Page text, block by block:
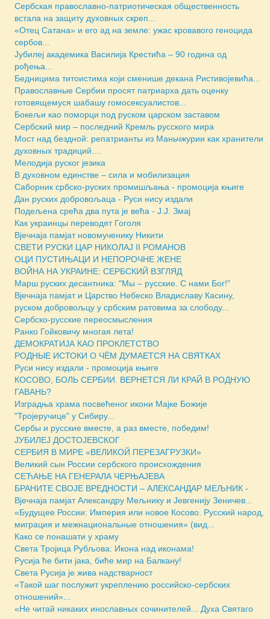
Сербская православно-патриотическая общественность
встала на защиту духовных скреп...
«Отец Сатана» и его ад на земле: ужас кровавого геноцида
сербов...
Јубилеј академика Василија Крестића – 90 година од
рођења...
Бедницима титоистима који сменише декана Ристивојевића...
Православные Сербии просят патриарха дать оценку
готовящемуся шабашу гомосексуалистов...
Бокељи као поморци под руском царском заставом
Сербский мир – последний Кремль русского мира
Мост над бездной: репатрианты из Маньчжурии как хранители
духовных традиций....
Мелодија руског језика
В духовном единстве – сила и мобилизация
Саборник србско-руских промишљања - промоција књиге
Дан руских добровољаца - Руси нису издали
Подељена срећа два пута је већа - Ј.Ј. Змај
Как украинцы переводят Гоголя
Вјечнаја памјат новомученику Никити
СВЕТИ РУСКИ ЦАР НИКОЛАЈ II РОМАНОВ
ОЦИ ПУСТИЊАЦИ И НЕПОРОЧНЕ ЖЕНЕ
ВОЙНА НА УКРАИНЕ: СЕРБСКИЙ ВЗГЛЯД
Марш руских десантника: "Мы – русские. С нами Бог!"
Вјечнаја памјат и Царство Небеско Владиславу Касину,
руском добровољцу у србским ратовима за слободу...
Сербско-русские переосмысления
Ранко Гойковичу многая лета!
ДЕМОКРАТИЈА КАО ПРОКЛЕТСТВО
РОДНЫЕ ИСТОКИ О ЧЁМ ДУМАЕТСЯ НА СВЯТКАХ
Руси нису издали - промоција књиге
КОСОВО, БОЛЬ СЕРБИИ. ВЕРНЕТСЯ ЛИ КРАЙ В РОДНУЮ
ГАВАНЬ?
Изградња храма посвећеног икони Мајке Божије
"Тројеручице" у Сибиру...
Сербы и русские вместе, а раз вместе, победим!
ЈУБИЛЕЈ ДОСТОЈЕВСКОГ
СЕРБИЯ В МИРЕ «ВЕЛИКОЙ ПЕРЕЗАГРУЗКИ»
Великий сын России сербского происхождения
СЕЋАЊЕ НА ГЕНЕРАЛА ЧЕРЊАЈЕВА
БРАНИТЕ СВОЈЕ ВРЕДНОСТИ – АЛЕКСАНДАР МЕЉНИК -
Вјечнаја памјат Александру Мељнику и Јевгенију Зеничев...
«Будущее России: Империя или новое Косово. Русский народ,
миграция и межнациональные отношения» (вид...
Како се понашати у храму
Света Тројица Рубљова: Икона над иконама!
Русија ће бити јака, биће мир на Балкану!
Света Русија је жива надстварност
«Такой шаг послужит укреплению российско-сербских
отношений»...
«Не читай никаких инославных сочинителей... Духа Святаго